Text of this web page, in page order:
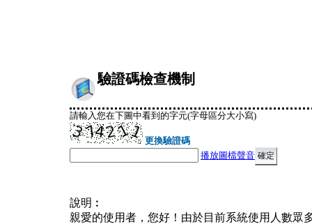
驗證碼檢查機制
請輸入您在下圖中看到的字元(字母區分大小寫)
更換驗證碼
播放圖檔聲音
說明︰
親愛的使用者，您好！由於目前系統使用人數眾